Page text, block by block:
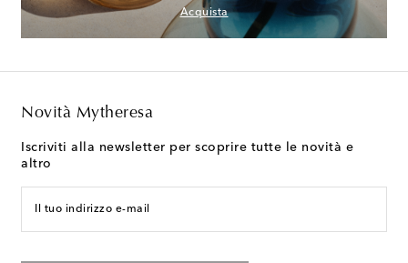
Acquista
Novità Mytheresa
Iscriviti alla newsletter per scoprire tutte le novità e
altro
Il tuo indirizzo e-mail